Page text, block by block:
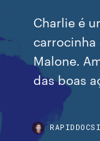
Charlie é
carrocinha
Malone.
das boas